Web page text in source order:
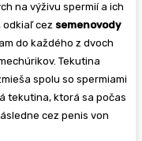
na výživu spermií a ich
odkiaľ cez semenovody
do každého z dvoch
Tekutina
spolu so spermiami
tekutina, ktorá sa počas
cez penis von